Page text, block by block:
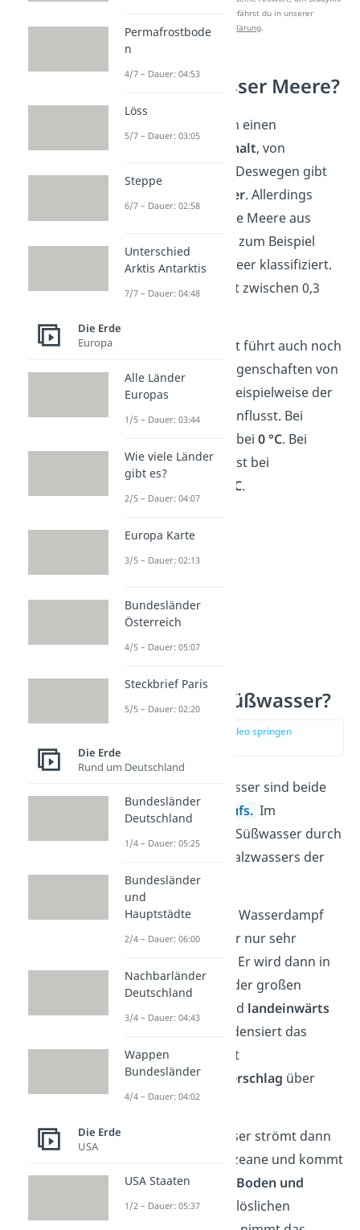
zu verbessern. Mehr dazu erfährst du in unserer
Datenschutzerklärung.
Gibt es Süßwasser Meere?
Meere haben allgemein einen
ziemlich
hohen Salzgehalt, von
durchschnittlich 3,5 %. Deswegen gibt
kein Süßwasser Meer. Allerdings
bestehen auch nicht alle Meere aus
Salzwasser. Die Ostsee zum Beispiel
wird als Brackwassermeer klassifiziert.
Sie hat einen Salzgehalt zwischen 0,3
Der jeweilige Salzgehalt führt auch noch
zu unterschiedlichen Eigenschaften von
Süß- und Salzwasser. Beispielweise der
Gefrierpunktwird beeinflusst. Bei
Süßwasser liegt dieser bei0°C. Bei
Salzwasser dagegen erst bei
durchschnittlich
– 1,9 °C.
Wie entsteht Süßwasser?
zur Stelle im Video springen
Süßwasser und Salzwasser sind beide
Teil desWasserkreislaufs. Im
Wesentlichen entsteht Süßwasser durch
des Salzwassers der
Ozeane.
Der dabei entstehende Wasserdampf
nimmt dabei keine oder nur sehr
wenige Mineralien auf. Er wird dann in
Form vonWolken
von der großen
Wassermasse vom Wind landeinwärts
geschoben. Dabei kondensiert das
Wasser wieder und fällt
anschließend als Niederschlag über
dem Land ab.
Das kondensierte Wasser strömt dann
wieder zurück in die Ozeane und kommt
auf seinem Weg durch Boden und
Gestein in Kontakt mit löslichen
Permafrostbode
n
4/7 – Dauer: 04:53
Löss
5/7 – Dauer: 03:05
Steppe
6/7 – Dauer: 02:58
Unterschied
Arktis Antarktis
7/7 – Dauer: 04:48
Die Erde
Europa
Alle Länder
Europas
1/5 – Dauer: 03:44
Wie viele Länder
gibt es?
2/5 – Dauer: 04:07
Europa Karte
3/5 – Dauer: 02:13
Bundesländer
Österreich
4/5 – Dauer: 05:07
Steckbrief Paris
5/5 – Dauer: 02:20
Die Erde
Rund um Deutschland
Bundesländer
Deutschland
1/4 – Dauer: 05:25
Bundesländer
und
Hauptstädte
2/4 – Dauer: 06:00
Nachbarländer
Deutschland
3/4 – Dauer: 04:43
Wappen
Bundesländer
4/4 – Dauer: 04:02
Die Erde
USA
USA Staaten
1/2 – Dauer: 05:37